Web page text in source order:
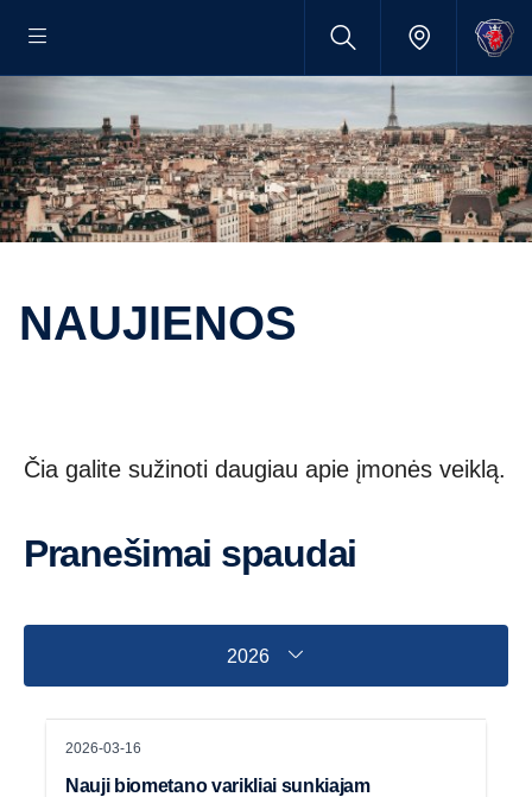
NAUJIENOS
Čia galite sužinoti daugiau apie įmonės veiklą.
Pranešimai spaudai
2026
2026-03-16
Nauji biometano varikliai sunkiajam